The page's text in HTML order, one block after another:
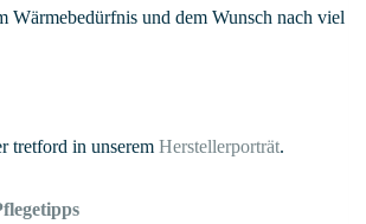
Wärmebedürfnis und dem Wunsch nach viel
tretford in unserem Herstellerporträt.